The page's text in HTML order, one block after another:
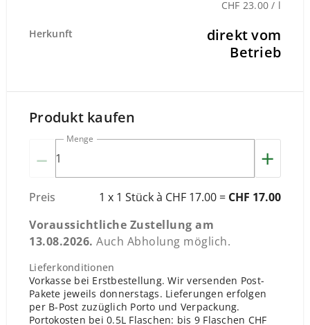
CHF 23.00 / l
Herkunft
direkt vom
Betrieb
Produkt kaufen
–
Menge
+
Preis 1 x 1 Stück à CHF 17.00 = CHF 17.00
Voraussichtliche Zustellung am
13.08.2026. Auch Abholung möglich.
Lieferkonditionen
Vorkasse bei Erstbestellung. Wir versenden Post-
Pakete jeweils donnerstags. Lieferungen erfolgen
per B-Post zuzüglich Porto und Verpackung.
Portokosten bei 0.5L Flaschen: bis 9 Flaschen CHF